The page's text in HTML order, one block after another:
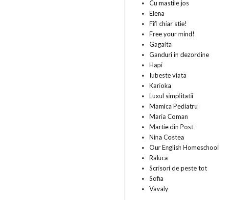
Cu mastile jos
Elena
Fifi chiar stie!
Free your mind!
Gagaita
Ganduri in dezordine
Hapi
Iubeste viata
Karioka
Luxul simplitatii
Mamica Pediatru
Maria Coman
Martie din Post
Nina Costea
Our English Homeschool
Raluca
Scrisori de peste tot
Sofia
Vavaly